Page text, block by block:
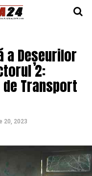
a Deșeurilor
2:
Transport
20, 2023